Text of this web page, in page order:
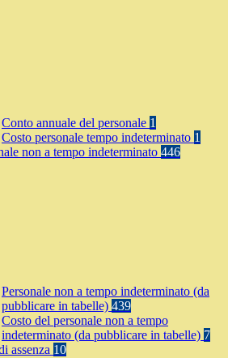
Conto annuale del personale 1
Costo personale tempo indeterminato 1
non a tempo indeterminato 446
Personale non a tempo indeterminato (da
pubblicare in tabelle) 439
Costo del personale non a tempo
indeterminato (da pubblicare in tabelle) 7
assenza 10